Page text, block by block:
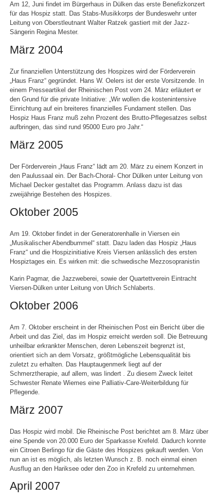
Am 12, Juni findet im Bürgerhaus in Dülken das erste Benefizkonzert
für das Hospiz statt. Das Stabs-Musikkorps der Bundeswehr unter
Leitung von Oberstleutnant Walter Ratzek gastiert mit der Jazz-
Sängerin Regina Mester.
März 2004
Zur finanziellen Unterstützung des Hospizes wird der Förderverein
„Haus Franz“ gegründet. Hans W. Oelers ist der erste Vorsitzende. In
einem Presseartikel der Rheinischen Post vom 24. März erläutert er
den Grund für die private Initiative: „Wir wollen die kostenintensive
Einrichtung auf ein breiteres finanzielles Fundament stellen. Das
Hospiz Haus Franz muß zehn Prozent des Brutto-Pflegesatzes selbst
aufbringen, das sind rund 95000 Euro pro Jahr.“
März 2005
Der Förderverein „Haus Franz“ lädt am 20. März zu einem Konzert in
den Paulussaal ein. Der Bach-Choral- Chor Dülken unter Leitung von
Michael Decker gestaltet das Programm. Anlass dazu ist das
zweijährige Bestehen des Hospizes.
Oktober 2005
Am 19. Oktober findet in der Generatorenhalle in Viersen ein
„Musikalischer Abendbummel“ statt. Dazu laden das Hospiz „Haus
Franz“ und die Hospizinitiative Kreis Viersen anlässlich des ersten
Hospiztages ein. Es wirken mit: die schwedische Mezzosopranistin
Karin Pagmar, die Jazzweberei, sowie der Quartettverein Eintracht
Viersen-Dülken unter Leitung von Ulrich Schlaberts.
Oktober 2006
Am 7. Oktober erscheint in der Rheinischen Post ein Bericht über die
Arbeit und das Ziel, das im Hospiz erreicht werden soll. Die Betreuung
unheilbar erkrankter Menschen, deren Lebenszeit begrenzt ist,
orientiert sich an dem Vorsatz, größtmögliche Lebensqualität bis
zuletzt zu erhalten. Das Hauptaugenmerk liegt auf der
Schmerztherapie, auf allem, was lindert . Zu diesem Zweck leitet
Schwester Renate Wiemes eine Palliativ-Care-Weiterbildung für
Pflegende.
März 2007
Das Hospiz wird mobil. Die Rheinische Post berichtet am 8. März über
eine Spende von 20.000 Euro der Sparkasse Krefeld. Dadurch konnte
ein Citroen Berlingo für die Gäste des Hospizes gekauft werden. Von
nun an ist es möglich, als letzten Wunsch z. B. noch einmal einen
Ausflug an den Hariksee oder den Zoo in Krefeld zu unternehmen.
April 2007